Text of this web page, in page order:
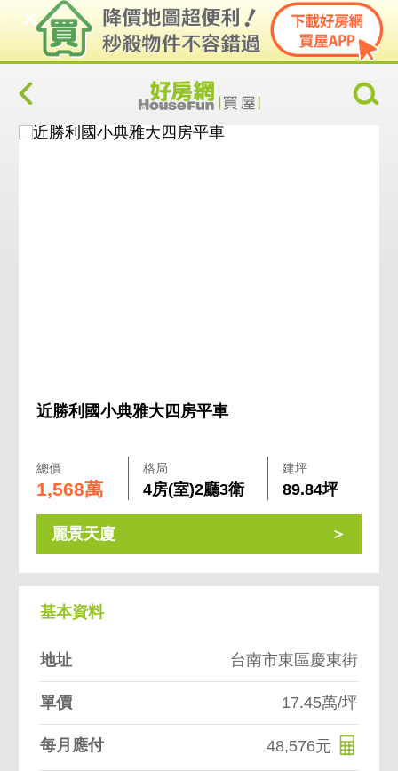
近勝利國小典雅大四房平車
總價
1,568萬
格局
4房(室)2廳3衛
建坪
89.84坪
麗景天廈
基本資料
地址 台南市東區慶東街
單價 17.45萬/坪
每月應付 48,576元